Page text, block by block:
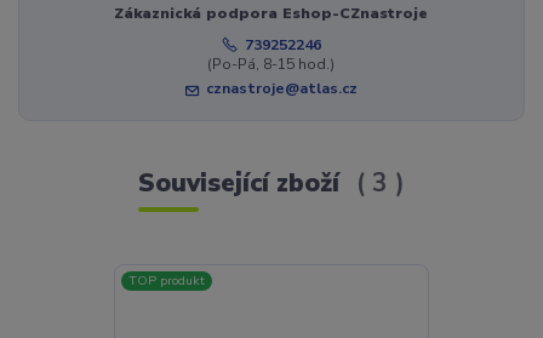
Zákaznická podpora Eshop-CZnastroje
739252246
(Po-Pá, 8-15 hod.)
cznastroje@atlas.cz
Související zboží 3
TOP produkt